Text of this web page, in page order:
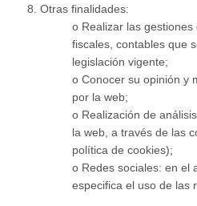
Otras finalidades:
o Realizar las gestiones
fiscales, contables que
legislación vigente;
o Conocer su opinión y
por la web;
o Realización de
la web, a través de las
política de cookies);
o Redes sociales: en el
especifica el uso de las